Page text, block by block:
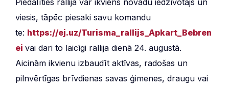
Piedalīties rallijā var ikviens novadu iedzīvotājs un
viesis, tāpēc piesaki savu komandu
te: https://ej.uz/Turisma_rallijs_Apkart_Bebren
ei vai dari to laicīgi rallija dienā 24. augustā.
Aicinām ikvienu izbaudīt aktīvas, radošas un
pilnvērtīgas brīvdienas savas ģimenes, draugu vai